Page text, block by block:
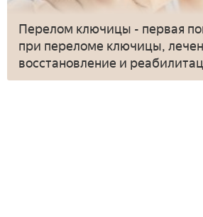
Перелом ключицы - первая
при переломе ключицы,
восстановление и